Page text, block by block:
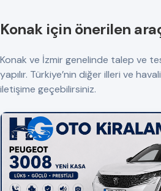
Konak için önerilen
Konak ve İzmir genelinde talep ve
yapılır. Türkiye’nin diğer illeri ve
iletişime geçebilirsiniz.